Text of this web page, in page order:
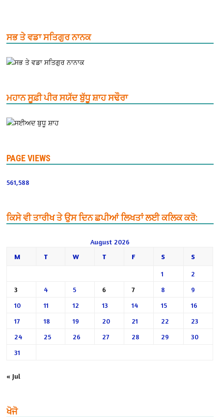
ਸਭ ਤੇ ਵਡਾ ਸਤਿਗੁਰ ਨਾਨਕ
ਮਹਾਨ ਸੂਫ਼ੀ ਪੀਰ ਸਯੱਦ ਬੁੱਧੂ ਸ਼ਾਹ ਸਢੌਰਾ
PAGE VIEWS
561,588
ਕਿਸੇ ਵੀ ਤਾਰੀਖ ਤੇ ਉਸ ਦਿਨ ਛਪੀਆਂ ਲਿਖਤਾਂ ਲਈ ਕਲਿਕ ਕਰੋ:
August 2026
M
T W T F S S
1
2
3
4 5 6 7 8
9
10
11 12 13 14 15
16
17
18 19 20 21 22
23
24
25 26 27 28 29
30
31
« Jul
ਖੋਜੋ